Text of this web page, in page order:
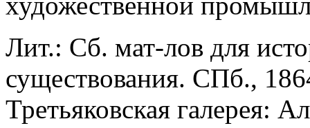
Лит.: Сб. мат-лов для
существования. СПб.,
Третьяковская галерея: